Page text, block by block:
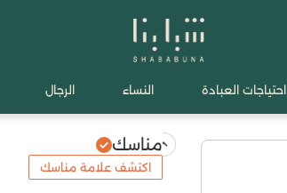
احتياجات العبادة النساء الرجال
مناسك
اكتشف علامة مناسك